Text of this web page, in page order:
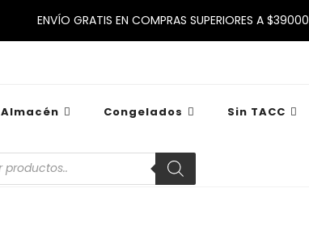
ENVÍO GRATIS EN COMPRAS SUPERIORES A $39000
Almacén Congelados Sin TACC